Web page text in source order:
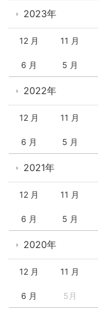
2023年
12 月 11 月
6 月 5 月
2022年
12 月 11 月
6 月 5 月
2021年
12 月 11 月
6 月 5 月
2020年
12 月 11 月
6 月 5月